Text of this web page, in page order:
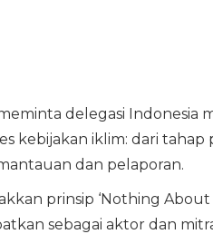
delegasi Indonesia
kebijakan iklim: dari tahap
dan pelaporan.
prinsip ‘Nothing
sebagai aktor dan